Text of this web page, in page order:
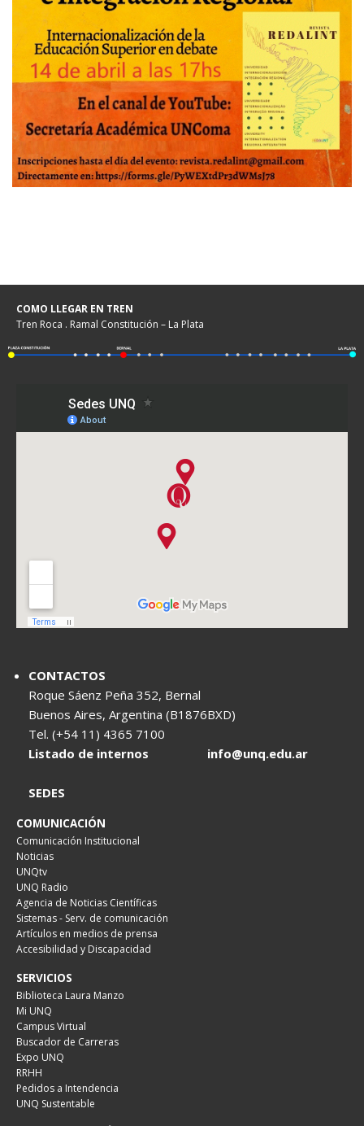
COMO LLEGAR EN TREN
Tren Roca . Ramal Constitución – La Plata
CONTACTOS
Roque Sáenz Peña 352, Bernal
Buenos Aires, Argentina (B1876BXD)
Tel. (+54 11) 4365 7100
Listado de internos
info@unq.edu.ar
SEDES
COMUNICACIÓN
Comunicación Institucional
Noticias
UNQtv
UNQ Radio
Agencia de Noticias Científicas
Sistemas - Serv. de comunicación
Artículos en medios de prensa
Accesibilidad y Discapacidad
SERVICIOS
Biblioteca Laura Manzo
Mi UNQ
Campus Virtual
Buscador de Carreras
Expo UNQ
RRHH
Pedidos a Intendencia
UNQ Sustentable